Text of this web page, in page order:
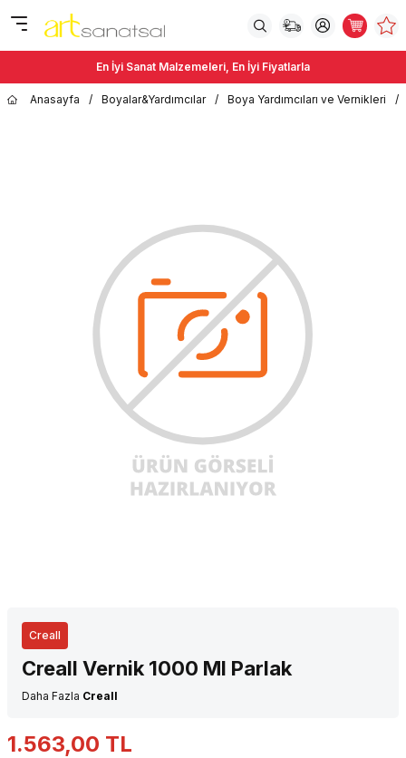
En İyi Sanat Malzemeleri, En İyi Fiyatlarla
Anasayfa / Boyalar&Yardımcılar / Boya Yardımcıları ve Vernikleri /
Creall
Creall Vernik 1000 Ml Parlak
Daha Fazla Creall
1.563,00 TL